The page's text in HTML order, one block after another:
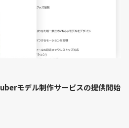
モデル制作サービスの提供開始